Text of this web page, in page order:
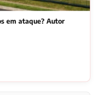
em ataque? Autor